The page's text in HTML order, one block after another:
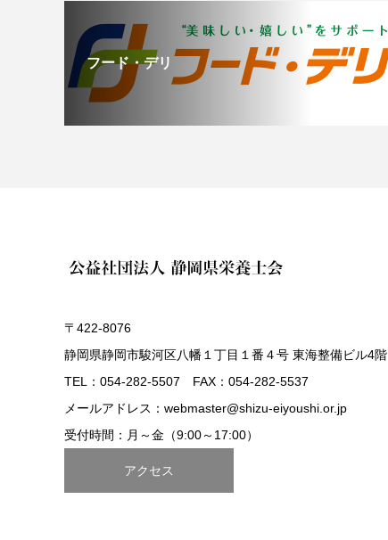
フード・デリ
〒422-8076
静岡県静岡市駿河区八幡１丁目１番４号 東海整備ビル4階
TEL：054-282-5507 FAX：054-282-5537
メールアドレス：webmaster@shizu-eiyoushi.or.jp
受付時間：月～金（9:00～17:00）
アクセス